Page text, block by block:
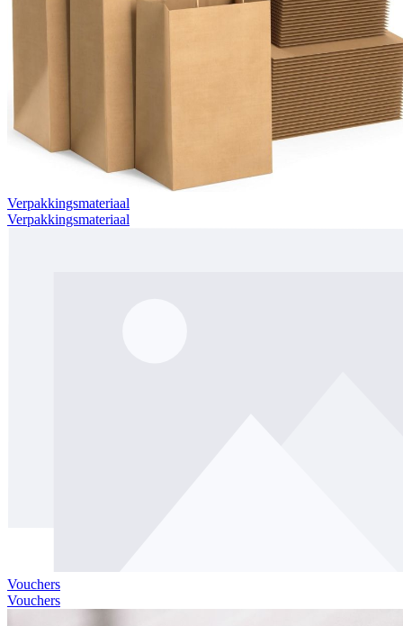
Verpakkingsmateriaal
Verpakkingsmateriaal
Vouchers
Vouchers